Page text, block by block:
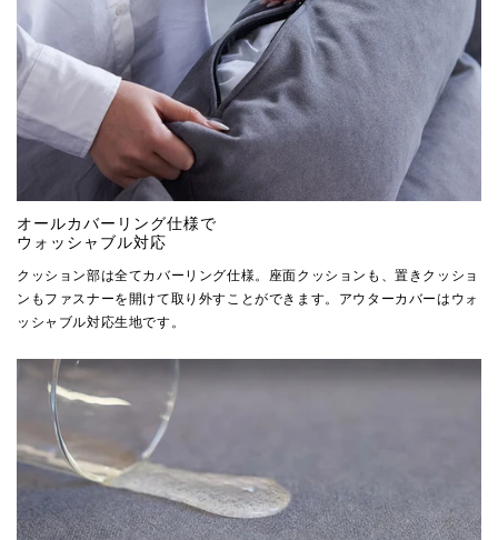
オールカバーリング仕様で
ウォッシャブル対応
クッション部は全てカバーリング仕様。座面クッションも、置きクッショ
ンもファスナーを開けて取り外すことができます。アウターカバーはウォ
ッシャブル対応生地です。